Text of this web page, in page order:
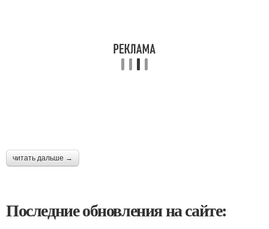
читать дальше →
Последние обновления на сайте: